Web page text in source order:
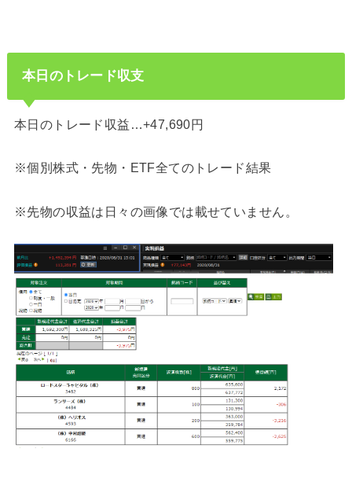
本日のトレード収支
本日のトレード収益…+47,690円
※個別株式・先物・ETF全てのトレード結果
※先物の収益は日々の画像では載せていません。